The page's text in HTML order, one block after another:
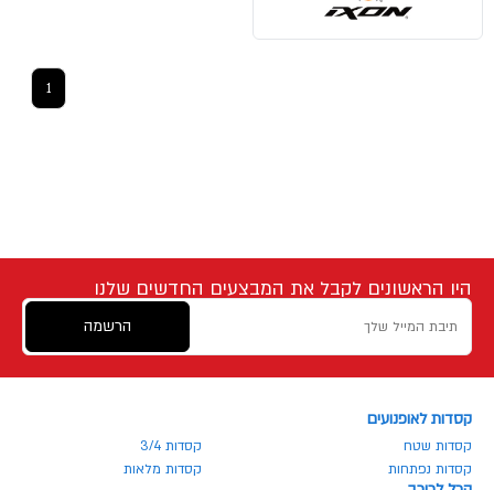
1
היו הראשונים לקבל את המבצעים החדשים שלנו
הרשמה
קסדות לאופנועים
קסדות שטח
קסדות 3/4
קסדות נפתחות
קסדות מלאות